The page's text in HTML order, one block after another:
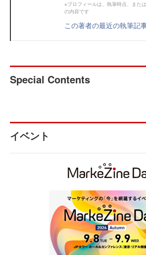
※プロフィールは、執筆時点、また
の内容です
この著者の最近の執筆記
Special Contents
イベント